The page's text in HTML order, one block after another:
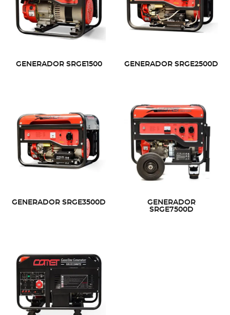
GENERADOR SRGE1500 GENERADOR SRGE2500D
GENERADOR SRGE3500D
GENERADOR
SRGE7500D